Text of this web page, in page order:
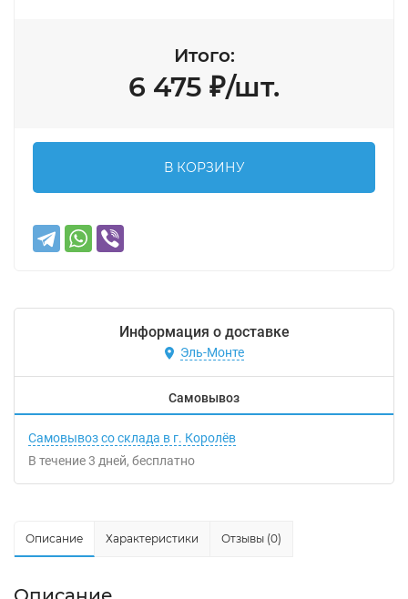
Итого:
6 475 ₽/шт.
В КОРЗИНУ
Информация о доставке
Эль-Монте
Самовывоз
Самовывоз со склада в г. Королёв
В течение3 дней Бесплатно
Описание Характеристики Отзывы (0)